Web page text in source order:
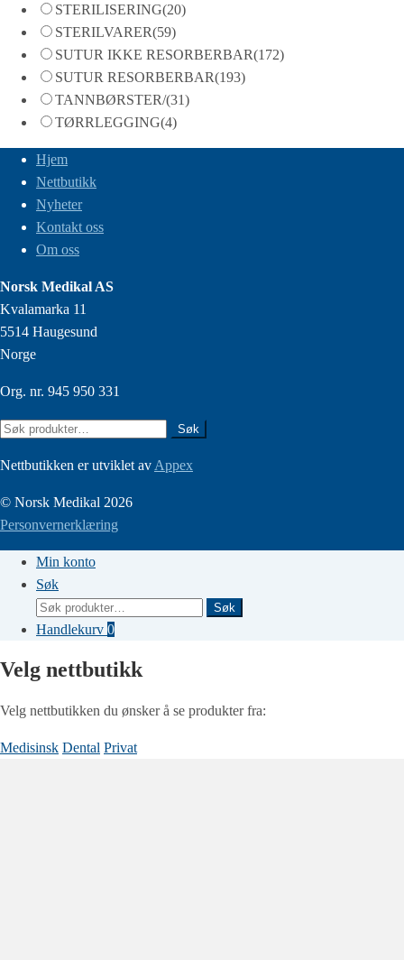
STERILISERING(20)
STERILVARER(59)
SUTUR IKKE RESORBERBAR(172)
SUTUR RESORBERBAR(193)
TANNBØRSTER/(31)
TØRRLEGGING(4)
Hjem
Nettbutikk
Nyheter
Kontakt oss
Om oss
Norsk Medikal AS
Kvalamarka 11
5514 Haugesund
Norge
Org. nr. 945 950 331
Søk
Søk
Nettbutikken er utviklet av Appex
© Norsk Medikal 2026
Personvernerklæring
Min konto
Søk
Søk
etter:
Søk
Handlekurv 0
Velg nettbutikk
Velg nettbutikken du ønsker å se produkter fra:
Medisinsk Dental Privat